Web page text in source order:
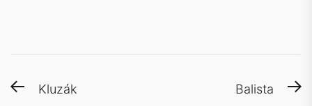
Navigace
PreviousKluzák Balista